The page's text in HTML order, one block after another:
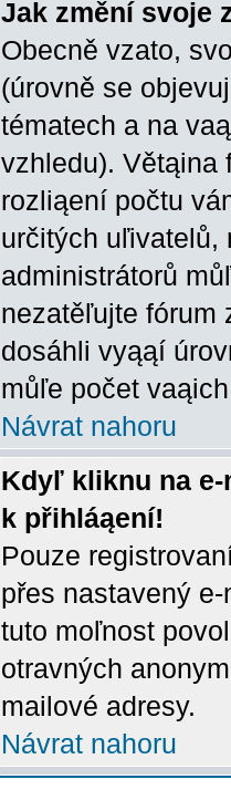
Jak změní svoje
Obecně vzato,
(úrovně se
tématech a na
vzhledu). Větąina
rozliąení počtu
určitých uľivatelů,
administrátorů
nezatěľujte fórum
dosáhli vyąąí
můľe počet
Návrat nahoru
Kdyľ kliknu na
k přihláąení!
Pouze
přes nastavený
tuto moľnost
otravných
mailové adresy.
Návrat nahoru